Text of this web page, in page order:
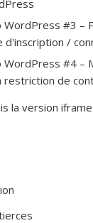
WordPress #3 –
d'inscription /
WordPress #4 –
restriction de
la version iframe